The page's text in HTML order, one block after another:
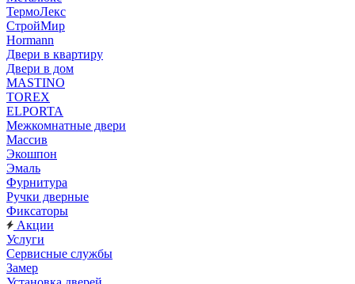
ТермоЛекс
СтройМир
Hormann
Двери в квартиру
Двери в дом
MASTINO
TOREX
ELPORTA
Межкомнатные двери
Массив
Экошпон
Эмаль
Фурнитура
Ручки дверные
Фиксаторы
Акции
Услуги
Сервисные службы
Замер